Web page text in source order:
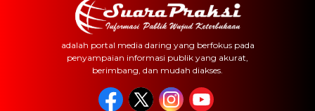
adalah portal media daring yang berfokus pada
penyampaian informasi publik yang akurat,
berimbang, dan mudah diakses.